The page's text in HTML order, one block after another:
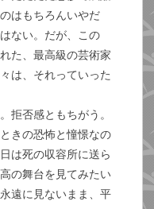
はもちろんいやだ
ない。だが、この
た、最高級の芸術家
は、それっていった
拒否感ともちがう。
きの恐怖と憧憬なの
は死の収容所に送ら
の舞台を見てみたい
遠に見ないまま、平